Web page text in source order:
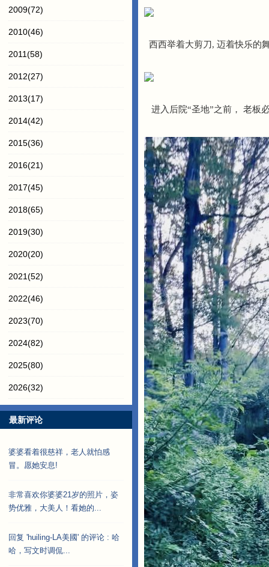
2009(72)
2010(46)
2011(58)
2012(27)
2013(17)
2014(42)
2015(36)
2016(21)
2017(45)
2018(65)
2019(30)
2020(20)
2021(52)
2022(46)
2023(70)
2024(82)
2025(80)
2026(32)
最新评论
婆婆看着很慈祥，老人就怕感
冒。愿她安息!
非常喜欢你婆婆21岁的照片，姿
势优雅，大美人！看她的...
回复 'huiling-LA美國' 的评论 : 哈
哈，写文时调侃...
西西举着大剪刀, 迈着快乐的
进入后院“圣地”之前， 老板